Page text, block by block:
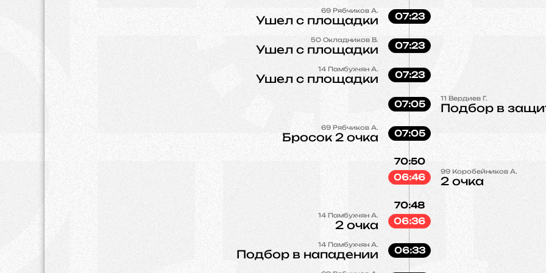
69 Рябчиков А.
Ушел с площадки 07:23
50 Окладников В.
Ушел с площадки 07:23
14 Памбухчян А.
Ушел с площадки 07:23
11 Вердиев Г.
Подбор в
07:05
69Рябчиков А.
Бросок 2 очка 07:05
99 Коробейников А.
2 очка
70:50
06:46
14 Памбухчян А.
2 очка
70:48
06:36
14 Памбухчян А.
Подбор в нападении 06:33